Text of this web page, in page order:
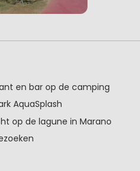
en bar op de camping
AquaSplash
op de lagune in Marano